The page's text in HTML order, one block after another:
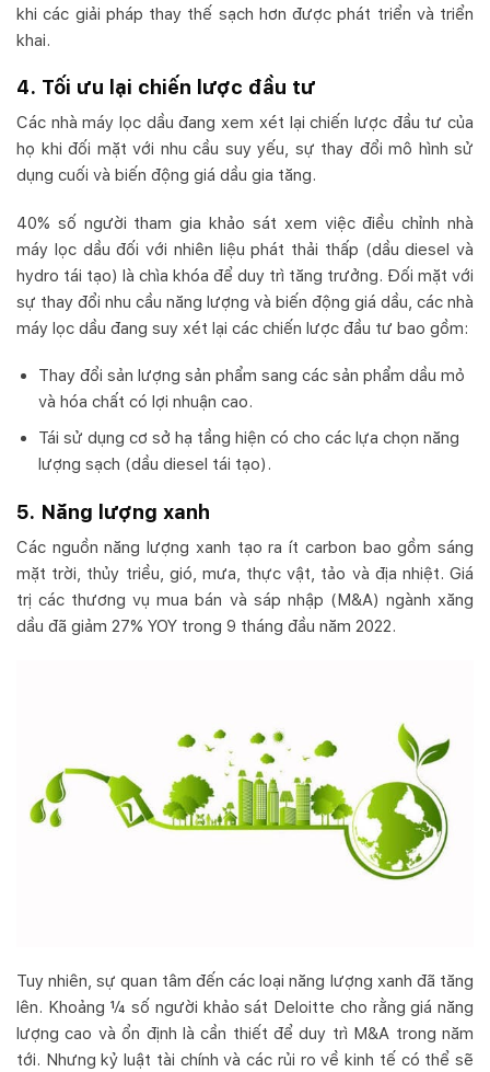
khi các giải pháp thay thế sạch hơn được phát triển và triển
khai.
4. Tối ưu lại chiến lược đầu tư
Các nhà máy lọc dầu đang xem xét lại chiến lược đầu tư của
họ khi đối mặt với nhu cầu suy yếu, sự thay đổi mô hình sử
dụng cuối và biến động giá dầu gia tăng.
40% số người tham gia khảo sát xem việc điều chỉnh nhà
máy lọc dầu đối với nhiên liệu phát thải thấp (dầu diesel và
hydro tái tạo) là chìa khóa để duy trì tăng trưởng. Đối mặt với
sự thay đổi nhu cầu năng lượng và biến động giá dầu, các nhà
máy lọc dầu đang suy xét lại các chiến lược đầu tư bao gồm:
Thay đổi sản lượng sản phẩm sang các sản phẩm dầu mỏ
và hóa chất có lợi nhuận cao.
Tái sử dụng cơ sở hạ tầng hiện có cho các lựa chọn năng
lượng sạch (dầu diesel tái tạo).
5. Năng lượng xanh
Các nguồn năng lượng xanh tạo ra ít carbon bao gồm sáng
mặt trời, thủy triều, gió, mưa, thực vật, tảo và địa nhiệt. Giá
trị các thương vụ mua bán và sáp nhập (M&A) ngành xăng
dầu đã giảm 27% YOY trong 9 tháng đầu năm 2022.
Tuy nhiên, sự quan tâm đến các loại năng lượng xanh đã tăng
lên. Khoảng ¼ số người khảo sát Deloitte cho rằng giá năng
lượng cao và ổn định là cần thiết để duy trì M&A trong năm
tới. Nhưng kỷ luật tài chính và các rủi ro về kinh tế có thể sẽ